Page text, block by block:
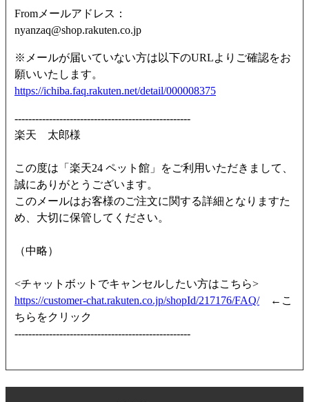
Fromメールアドレス：
nyanzaq@shop.rakuten.co.jp
※メールが届いていない方は以下のURLよりご確認をお
願いいたします。
https://ichiba.faq.rakuten.net/detail/000008375
---------------------------------------------------
楽天 太郎様
この度は「楽天24 ペット館」をご利用いただきまして、
誠にありがとうございます。
このメールはお客様のご注文に関する詳細となりますた
め、大切に保管してください。
（中略）
<チャットボットでキャンセルしたい方はこちら>
https://customer-chat.rakuten.co.jp/shopId/217176/FAQ/←こ
ちらをクリック
---------------------------------------------------